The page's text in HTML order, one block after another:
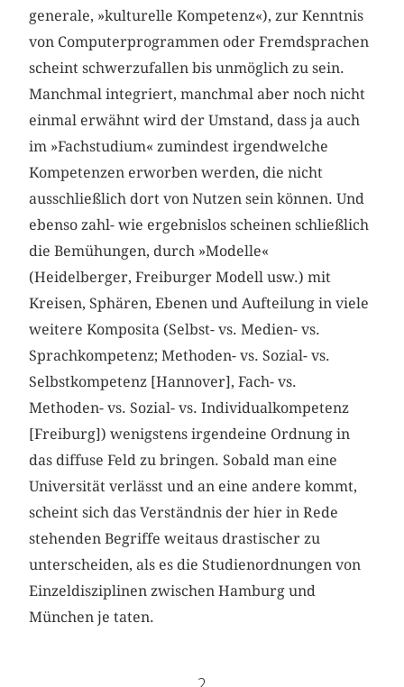
generale, »kulturelle Kompetenz«), zur Kenntnis
von Computerprogrammen oder Fremdsprachen
scheint schwerzufallen bis unmöglich zu sein.
Manchmal integriert, manchmal aber noch nicht
einmal erwähnt wird der Umstand, dass ja auch
im »Fachstudium« zumindest irgendwelche
Kompetenzen erworben werden, die nicht
ausschließlich dort von Nutzen sein können. Und
ebenso zahl- wie ergebnislos scheinen schließlich
die Bemühungen, durch »Modelle«
(Heidelberger, Freiburger Modell usw.) mit
Kreisen, Sphären, Ebenen und Aufteilung in viele
weitere Komposita (Selbst- vs. Medien- vs.
Sprachkompetenz; Methoden- vs. Sozial- vs.
Selbstkompetenz [Hannover], Fach- vs.
Methoden- vs. Sozial- vs. Individualkompetenz
[Freiburg]) wenigstens irgendeine Ordnung in
das diffuse Feld zu bringen. Sobald man eine
Universität verlässt und an eine andere kommt,
scheint sich das Verständnis der hier in Rede
stehenden Begriffe weitaus drastischer zu
unterscheiden, als es die Studienordnungen von
Einzeldisziplinen zwischen Hamburg und
München je taten.